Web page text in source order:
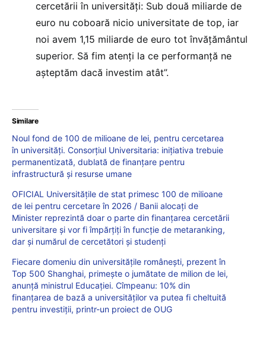
cercetării în universități: Sub două miliarde de
euro nu coboară nicio universitate de top, iar
noi avem 1,15 miliarde de euro tot învăţământul
superior. Să fim atenţi la ce performanţă ne
aşteptăm dacă investim atât”.
Similare
Noul fond de 100 de milioane de lei, pentru cercetarea
în universități. Consorțiul Universitaria: inițiativa trebuie
permanentizată, dublată de finanțare pentru
infrastructură și resurse umane
OFICIAL Universitățile de stat primesc 100 de milioane
de lei pentru cercetare în 2026 / Banii alocați de
Minister reprezintă doar o parte din finanțarea cercetării
universitare și vor fi împărțiți în funcție de metaranking,
dar și numărul de cercetători și studenți
Fiecare domeniu din universitățile românești, prezent în
Top 500 Shanghai, primește o jumătate de milion de lei,
anunță ministrul Educației. Cîmpeanu: 10% din
finanțarea de bază a universităților va putea fi cheltuită
pentru investiții, printr-un proiect de OUG